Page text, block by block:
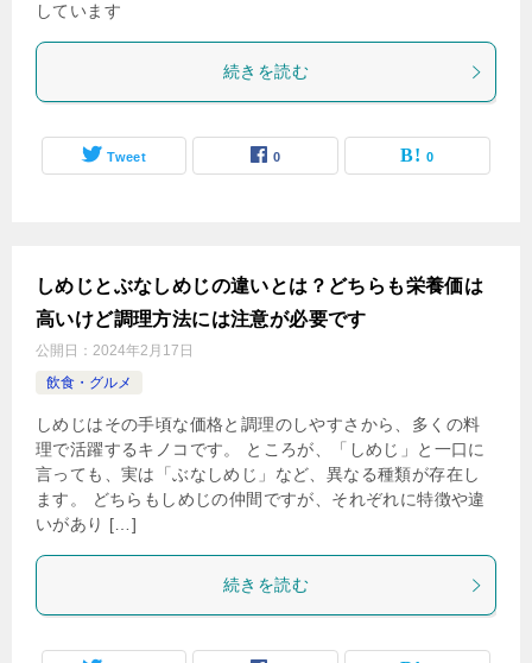
しています
続きを読む
Tweet 0 0
しめじとぶなしめじの違いとは？どちらも栄養価は
高いけど調理方法には注意が必要です
公開日： 2024年2月17日
飲食・グルメ
しめじはその手頃な価格と調理のしやすさから、多くの料
理で活躍するキノコです。 ところが、「しめじ」と一口に
言っても、実は「ぶなしめじ」など、異なる種類が存在し
ます。 どちらもしめじの仲間ですが、それぞれに特徴や違
いがあり […]
続きを読む